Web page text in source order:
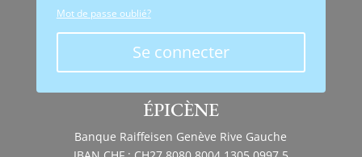
Mot de passe oublié?
Se connecter
ÉPICÈNE
Banque Raiffeisen Genève Rive Gauche